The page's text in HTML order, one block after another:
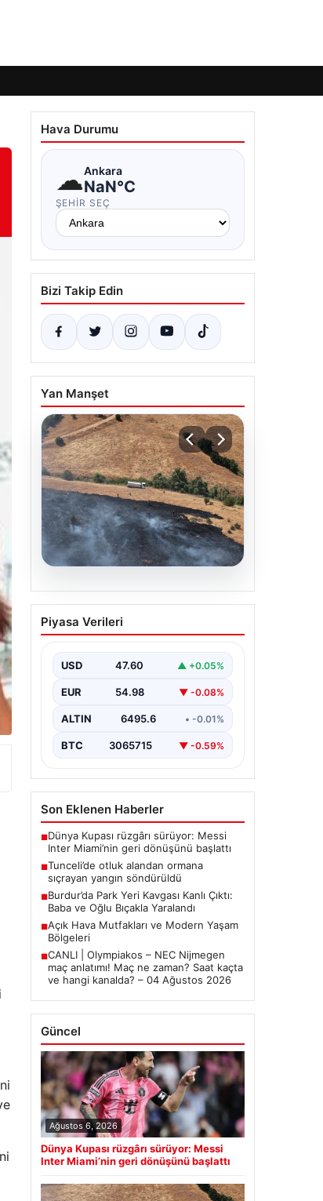
Hava Durumu
☁Ankara
NaN°C
ŞEHIR SEÇ
Bizi Takip Edin
Yan Manşet
05.08.2026
Tunceli’de otluk alandan
ormana sıçrayan yangın
Piyasa Verileri
USD 47.60 ▲ +0.05%
EUR 54.98 ▼ -0.08%
ALTIN 6495.6 • -0.01%
BTC 3065715 ▼ -0.59%
Son Eklenen Haberler
■Dünya Kupası rüzgârı sürüyor: Messi
Inter Miami’nin geri dönüşünü başlattı
■Tunceli’de otluk alandan ormana
sıçrayan yangın söndürüldü
■Burdur’da Park Yeri Kavgası Kanlı Çıktı:
Baba ve Oğlu Bıçakla Yaralandı
■Açık Hava Mutfakları ve Modern Yaşam
Bölgeleri
■CANLI | Olympiakos – NEC Nijmegen
maç anlatımı! Maç ne zaman? Saat kaçta
ve hangi kanalda? – 04 Ağustos 2026
Güncel
Ağustos 6, 2026
Dünya Kupası rüzgârı sürüyor: Messi
Inter Miami’nin geri dönüşünü başlattı